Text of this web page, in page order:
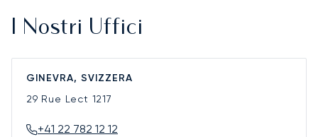
I Nostri Uffici
GINEVRA, SVIZZERA
29 Rue Lect 1217
+41 22 782 12 12